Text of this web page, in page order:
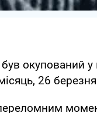
окупований у
26